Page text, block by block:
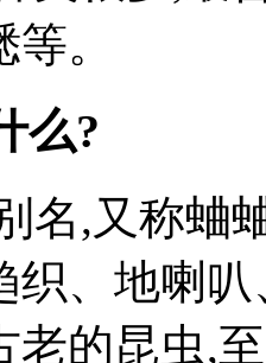
。
么?
名,又称蛐
织、地喇
老的昆虫,